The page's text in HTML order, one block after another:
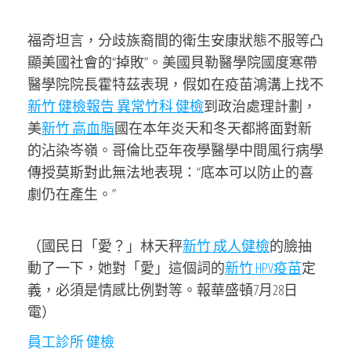
福奇坦言，分歧族裔間的衛生安康狀態不服等凸
顯美國社會的“掉敗”。美國貝勒醫學院國度寒帶
醫學院院長霍特茲表現，假如在疫苗鴻溝上找不
新竹 健檢報告 異常竹科 健檢到政治處理計劃，
美新竹 高血脂國在本年炎天和冬天都將面對新
的沾染岑嶺。哥倫比亞年夜學醫學中間風行病學
傳授莫斯對此無法地表現：“底本可以防止的喜
劇仍在產生。”
（國民日「愛？」林天秤新竹 成人健檢的臉抽
動了一下，她對「愛」這個詞的新竹 HPV疫苗定
義，必須是情感比例對等。報華盛頓7月28日
電）
員工診所 健檢